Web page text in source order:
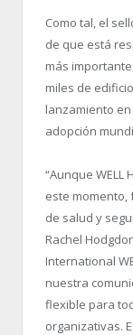
Como tal, el
de que está
más
miles de
lanzamiento
adopción
“Aunque
este
de salud y
Rachel
International
nuestra
flexible para
organizativas.